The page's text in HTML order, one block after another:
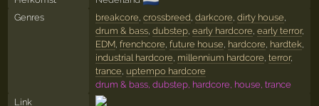
Genres breakcore crossbreed darkcore dirty house
drum & bass, dubstep, early hardcore early terror,
EDM, frenchcore future house hardcore hardtek,
industrial hardcore millennium hardcore terror,
trance uptempo hardcore
drum & bass, dubstep, hardcore, house, trance
Link